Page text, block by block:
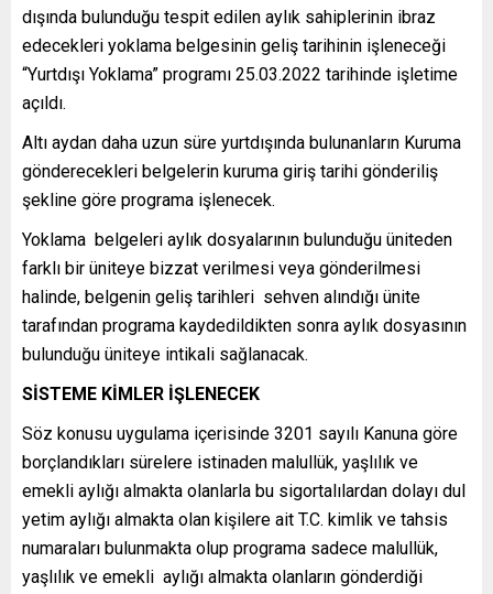
dışında bulunduğu tespit edilen aylık sahiplerinin ibraz
edecekleri yoklama belgesinin geliş tarihinin işleneceği
“Yurtdışı Yoklama” programı 25.03.2022 tarihinde işletime
açıldı.
Altı aydan daha uzun süre yurtdışında bulunanların Kuruma
gönderecekleri belgelerin kuruma giriş tarihi gönderiliş
şekline göre programa işlenecek.
Yoklama belgeleri aylık dosyalarının bulunduğu üniteden
farklı bir üniteye bizzat verilmesi veya gönderilmesi
halinde, belgenin geliş tarihleri sehven alındığı ünite
tarafından programa kaydedildikten sonra aylık dosyasının
bulunduğu üniteye intikali sağlanacak.
SİSTEME KİMLER İŞLENECEK
Söz konusu uygulama içerisinde 3201 sayılı Kanuna göre
borçlandıkları sürelere istinaden malullük, yaşlılık ve
emekli aylığı almakta olanlarla bu sigortalılardan dolayı dul
yetim aylığı almakta olan kişilere ait T.C. kimlik ve tahsis
numaraları bulunmakta olup programa sadece malullük,
yaşlılık ve emekli aylığı almakta olanların gönderdiği